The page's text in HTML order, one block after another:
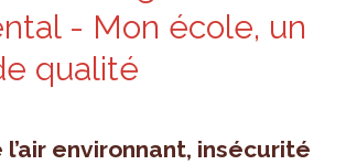
- Mon école, un
qua­lité
environnant, insécurité